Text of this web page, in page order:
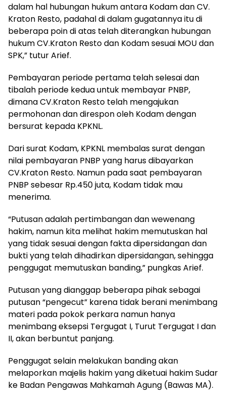
dalam hal hubungan hukum antara Kodam dan CV.
Kraton Resto, padahal di dalam gugatannya itu di
beberapa poin di atas telah diterangkan hubungan
hukum CV.Kraton Resto dan Kodam sesuai MOU dan
SPK,” tutur Arief.
Pembayaran periode pertama telah selesai dan
tibalah periode kedua untuk membayar PNBP,
dimana CV.Kraton Resto telah mengajukan
permohonan dan direspon oleh Kodam dengan
bersurat kepada KPKNL.
Dari surat Kodam, KPKNL membalas surat dengan
nilai pembayaran PNBP yang harus dibayarkan
CV.Kraton Resto. Namun pada saat pembayaran
PNBP sebesar Rp.450 juta, Kodam tidak mau
menerima.
“Putusan adalah pertimbangan dan wewenang
hakim, namun kita melihat hakim memutuskan hal
yang tidak sesuai dengan fakta dipersidangan dan
bukti yang telah dihadirkan dipersidangan, sehingga
penggugat memutuskan banding,” pungkas Arief.
Putusan yang dianggap beberapa pihak sebagai
putusan “pengecut” karena tidak berani menimbang
materi pada pokok perkara namun hanya
menimbang eksepsi Tergugat I, Turut Tergugat I dan
II, akan berbuntut panjang.
Penggugat selain melakukan banding akan
melaporkan majelis hakim yang diketuai hakim Sudar
ke Badan Pengawas Mahkamah Agung (Bawas MA).